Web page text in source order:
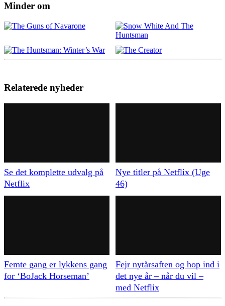
Minder om
Relaterede nyheder
Se det komplette udvalg på
Netflix
Nye titler på Netflix (Uge
46)
Femte gang er lykkens gang
for ‘BoJack Horseman’
Fejr nytårsaften og hop ind i
det nye år – når du vil –
med Netflix